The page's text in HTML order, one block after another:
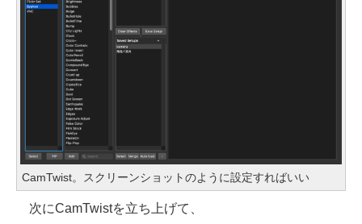
CamTwist。スクリーンショットのように設定すればいい
次にCamTwistを立ち上げて、